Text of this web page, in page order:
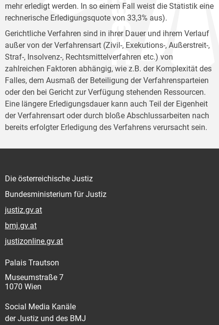
mehr erledigt werden. In so einem Fall weist die Statistik eine
rechnerische Erledigungsquote von 33,3% aus).
Gerichtliche Verfahren sind in ihrer Dauer und ihrem Verlauf
außer von der Verfahrensart (Zivil-, Exekutions-, Außerstreit-,
Straf-, Insolvenz-, Rechtsmittelverfahren etc.) von
zahlreichen Faktoren abhängig, wie z.B. der Komplexität des
Falles, dem Ausmaß der Beteiligung der Verfahrensparteien
oder den bei Gericht zur Verfügung stehenden Ressourcen.
Eine längere Erledigungsdauer kann auch Teil der Eigenheit
der Verfahrensart oder durch bloße Abschlussarbeiten nach
bereits erfolgter Erledigung des Verfahrens verursacht sein.
Die österreichische Justiz
Bundesministerium für Justiz
justiz.gv.at
bmj.gv.at
justizonline.gv.at
Palais Trautson
Museumstraße 7
1070 Wien
Social Media Kanäle
der Justiz und des BMJ